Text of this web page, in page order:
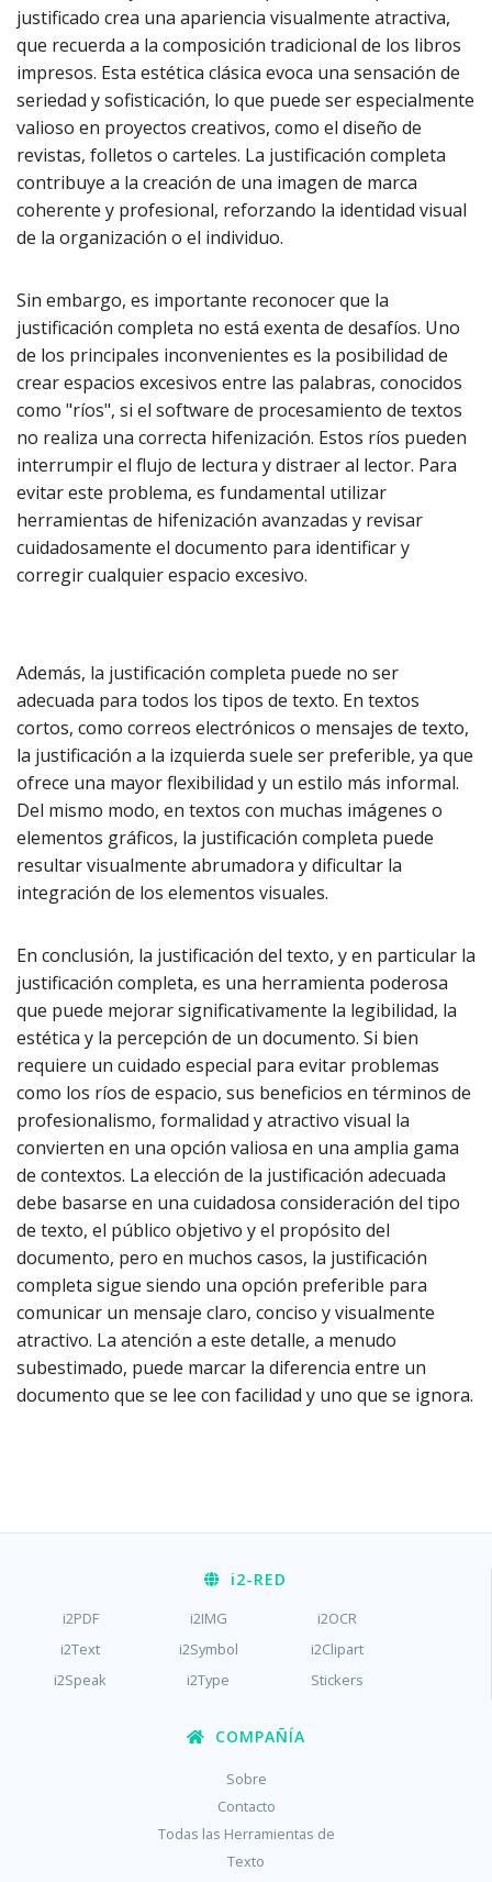
justificado crea una apariencia visualmente atractiva,
que recuerda a la composición tradicional de los libros
impresos. Esta estética clásica evoca una sensación de
seriedad y sofisticación, lo que puede ser especialmente
valioso en proyectos creativos, como el diseño de
revistas, folletos o carteles. La justificación completa
contribuye a la creación de una imagen de marca
coherente y profesional, reforzando la identidad visual
de la organización o el individuo.
Sin embargo, es importante reconocer que la
justificación completa no está exenta de desafíos. Uno
de los principales inconvenientes es la posibilidad de
crear espacios excesivos entre las palabras, conocidos
como "ríos", si el software de procesamiento de textos
no realiza una correcta hifenización. Estos ríos pueden
interrumpir el flujo de lectura y distraer al lector. Para
evitar este problema, es fundamental utilizar
herramientas de hifenización avanzadas y revisar
cuidadosamente el documento para identificar y
corregir cualquier espacio excesivo.
Además, la justificación completa puede no ser
adecuada para todos los tipos de texto. En textos
cortos, como correos electrónicos o mensajes de texto,
la justificación a la izquierda suele ser preferible, ya que
ofrece una mayor flexibilidad y un estilo más informal.
Del mismo modo, en textos con muchas imágenes o
elementos gráficos, la justificación completa puede
resultar visualmente abrumadora y dificultar la
integración de los elementos visuales.
En conclusión, la justificación del texto, y en particular la
justificación completa, es una herramienta poderosa
que puede mejorar significativamente la legibilidad, la
estética y la percepción de un documento. Si bien
requiere un cuidado especial para evitar problemas
como los ríos de espacio, sus beneficios en términos de
profesionalismo, formalidad y atractivo visual la
convierten en una opción valiosa en una amplia gama
de contextos. La elección de la justificación adecuada
debe basarse en una cuidadosa consideración del tipo
de texto, el público objetivo y el propósito del
documento, pero en muchos casos, la justificación
completa sigue siendo una opción preferible para
comunicar un mensaje claro, conciso y visualmente
atractivo. La atención a este detalle, a menudo
subestimado, puede marcar la diferencia entre un
documento que se lee con facilidad y uno que se ignora.
i2-RED
i2PDF i2IMG
i2OCR
i2Text
i2Symbol
i2Clipart
i2Speak
i2Type Stickers
COMPAÑÍA
Sobre
Contacto
Todas las Herramientas de
Texto